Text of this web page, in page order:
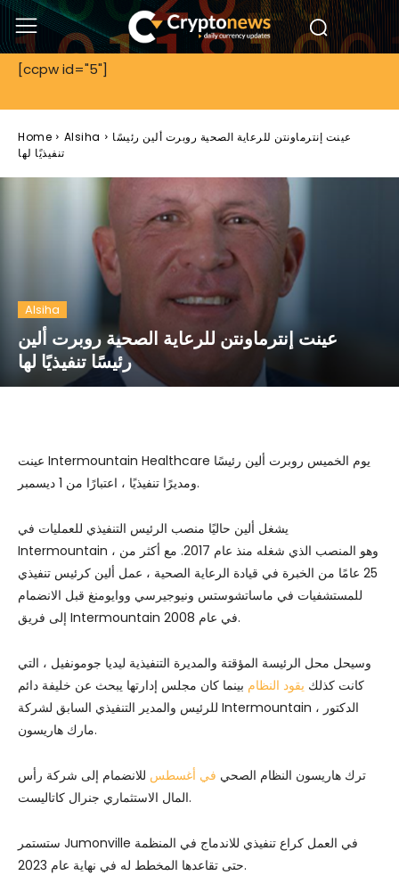
[ccpw id="5"]
Home Alsiha
عينت إنترماونتن للرعاية الصحية روبرت ألين رئيسًا
تنفيذيًا لها
Alsiha
عينت إنترماونتن للرعاية الصحية روبرت ألين
رئيسًا تنفيذيًا لها
عينت Intermountain Healthcare يوم الخميس روبرت ألين رئيسًا
ومديرًا تنفيذيًا ، اعتبارًا من 1 ديسمبر.
يشغل ألين حاليًا منصب الرئيس التنفيذي للعمليات في
Intermountain ، وهو المنصب الذي شغله منذ عام 2017. مع أكثر من
25 عامًا من الخبرة في قيادة الرعاية الصحية ، عمل ألين كرئيس تنفيذي
للمستشفيات في ماساتشوستس ونيوجيرسي ووايومنغ قبل الانضمام
إلى فريق Intermountain في عام 2008.
وسيحل محل الرئيسة المؤقتة والمديرة التنفيذية ليديا جومونفيل ، التي
كانت كذلك يقود النظام بينما كان مجلس إدارتها يبحث عن خليفة دائم
للرئيس والمدير التنفيذي السابق لشركة Intermountain ، الدكتور
مارك هاريسون.
ترك هاريسون النظام الصحي في أغسطس للانضمام إلى شركة رأس
المال الاستثماري جنرال كاتاليست.
ستستمر Jumonville في العمل كراع تنفيذي للاندماج في المنظمة
حتى تقاعدها المخطط له في نهاية عام 2023.